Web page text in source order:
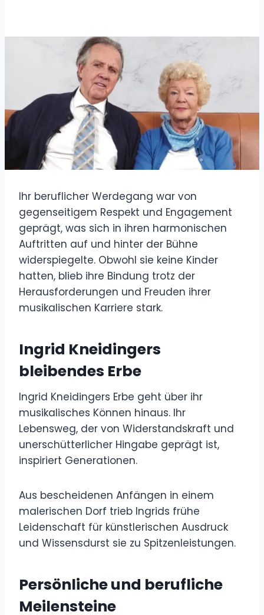
Ihr beruflicher Werdegang war von
gegenseitigem Respekt und Engagement
geprägt, was sich in ihren harmonischen
Auftritten auf und hinter der Bühne
widerspiegelte. Obwohl sie keine Kinder
hatten, blieb ihre Bindung trotz der
Herausforderungen und Freuden ihrer
musikalischen Karriere stark.
Ingrid Kneidingers
bleibendes Erbe
Ingrid Kneidingers Erbe geht über ihr
musikalisches Können hinaus. Ihr
Lebensweg, der von Widerstandskraft und
unerschütterlicher Hingabe geprägt ist,
inspiriert Generationen.
Aus bescheidenen Anfängen in einem
malerischen Dorf trieb Ingrids frühe
Leidenschaft für künstlerischen Ausdruck
und Wissensdurst sie zu Spitzenleistungen.
Persönliche und berufliche
Meilensteine